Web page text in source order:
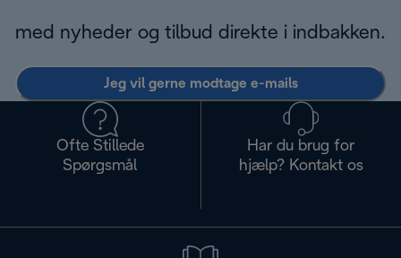
med nyheder og tilbud direkte i indbakken.
Jeg vil gerne modtage e-mails
Ofte Stillede
Spørgsmål
Har du brug for
hjælp? Kontakt os